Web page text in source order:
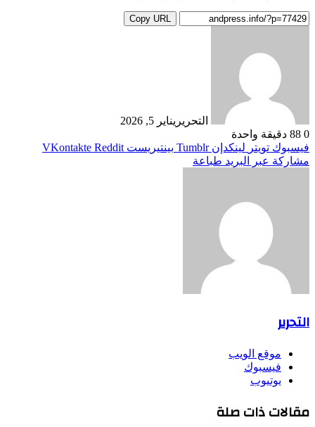
Copy URL
التحرير يناير 5, 2026
0
دقيقة واحدة
فيسبوك تويتر لينكدإن بينتيريست
مشاركة عبر البريد طباعة
التحرير
موقع الويب
فيسبوك
يوتيوب
مقالات ذات صلة